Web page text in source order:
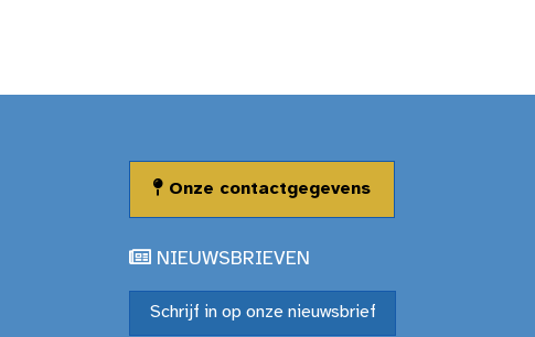
Onze contactgegevens
NIEUWSBRIEVEN
Schrijf in op onze nieuwsbrief